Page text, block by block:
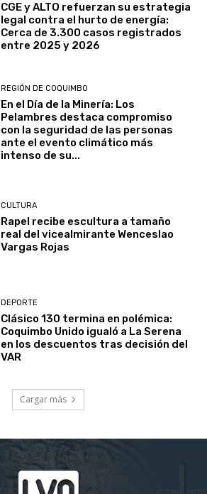
CGE y ALTO refuerzan su estrategia
legal contra el hurto de energía:
Cerca de 3.300 casos registrados
entre 2025 y 2026
REGIÓN DE COQUIMBO
En el Día de la Minería: Los
Pelambres destaca compromiso
con la seguridad de las personas
ante el evento climático más
intenso de su...
CULTURA
Rapel recibe escultura a tamaño
real del vicealmirante Wenceslao
Vargas Rojas
DEPORTE
Clásico 130 termina en polémica:
Coquimbo Unido igualó a La Serena
en los descuentos tras decisión del
VAR
Cargar más